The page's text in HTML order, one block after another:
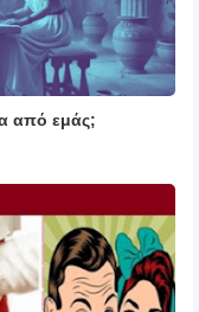
από εμάς;